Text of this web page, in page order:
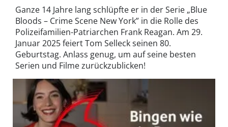
Ganze 14 Jahre lang schlüpfte er in der Serie „Blue
Bloods – Crime Scene New York” in die Rolle des
Polizeifamilien-Patriarchen Frank Reagan. Am 29.
Januar 2025 feiert Tom Selleck seinen 80.
Geburtstag. Anlass genug, um auf seine besten
Serien und Filme zurückzublicken!